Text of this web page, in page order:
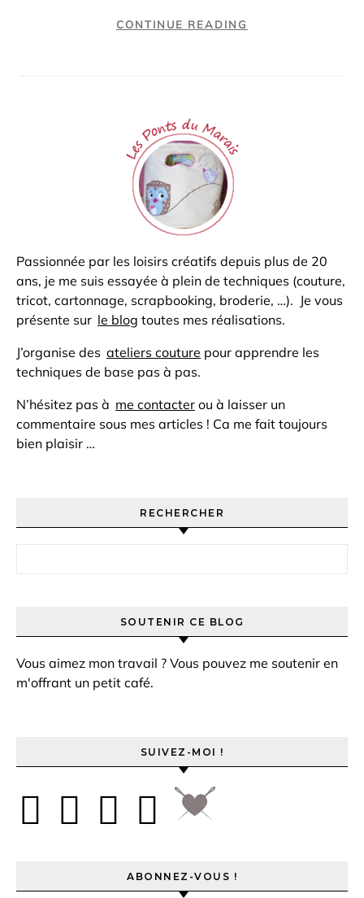
CONTINUE READING
Passionnée par les loisirs créatifs depuis plus de 20
ans, je me suis essayée à plein de techniques (couture,
tricot, cartonnage, scrapbooking, broderie, …). Je vous
présente sur le blog toutes mes réalisations.
J’organise des ateliers couture pour apprendre les
techniques de base pas à pas.
N’hésitez pas à me contacter ou à laisser un
commentaire sous mes articles ! Ca me fait toujours
bien plaisir …
RECHERCHER
SOUTENIR CE BLOG
Vous aimez mon travail ? Vous pouvez me soutenir en
m'offrant un petit café.
SUIVEZ-MOI !
ABONNEZ-VOUS !